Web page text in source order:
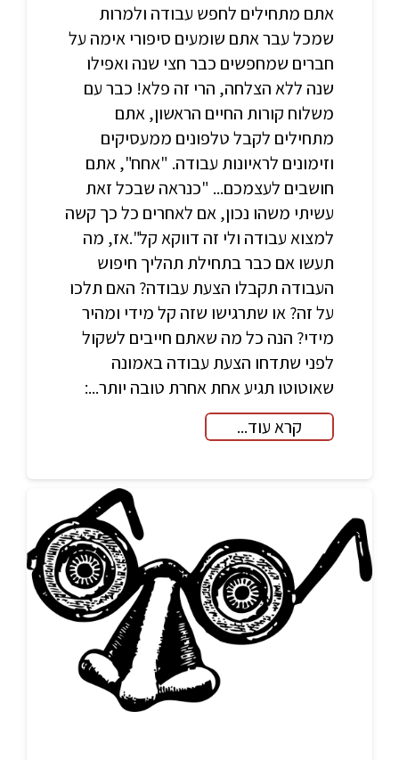
אתם מתחילים לחפש עבודה ולמרות
שמכל עבר אתם שומעים סיפורי אימה על
חברים שמחפשים כבר חצי שנה ואפילו
שנה ללא הצלחה, הרי זה פלא! כבר עם
משלוח קורות החיים הראשון, אתם
מתחילים לקבל טלפונים ממעסיקים
וזימונים לראיונות עבודה. "אחח", אתם
חושבים לעצמכם... "כנראה שבכל זאת
עשיתי משהו נכון, אם לאחרים כל כך קשה
למצוא עבודה ולי זה דווקא קל".אז, מה
תעשו אם כבר בתחילת תהליך חיפוש
העבודה תקבלו הצעת עבודה? האם תלכו
על זה? או שתרגישו שזה קל מידי ומהיר
מידי? הנה כל מה שאתם חייבים לשקול
לפני שתדחו הצעת עבודה באמונה
שאוטוטו תגיע אחת אחרת טובה יותר...:
קרא עוד...